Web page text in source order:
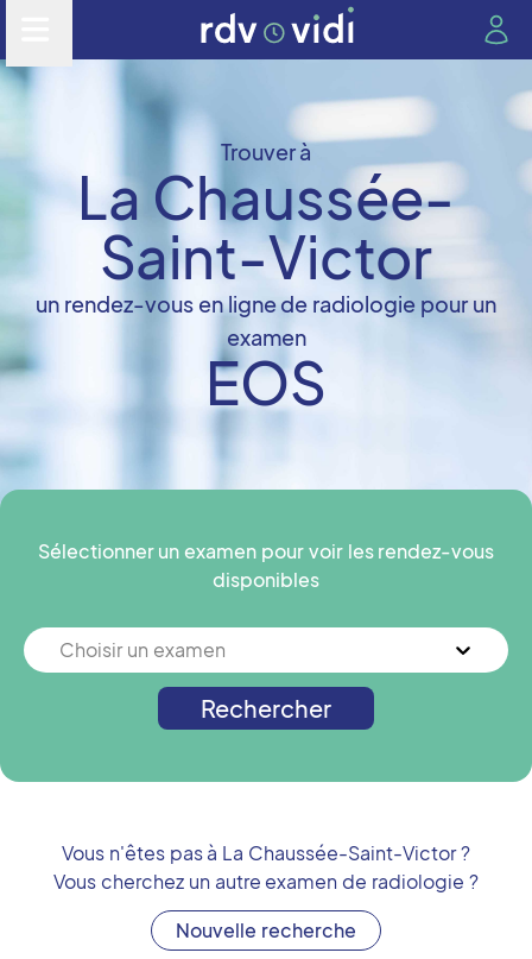
Trouver à
La Chaussée-
Saint-Victor
un rendez-vous en ligne de radiologie pour un
examen
EOS
Sélectionner un examen pour voir les rendez-vous
disponibles
Choisir un examen
Rechercher
Vous n'êtes pas à La Chaussée-Saint-Victor?
Vous cherchez un autre examen de radiologie ?
Nouvelle recherche